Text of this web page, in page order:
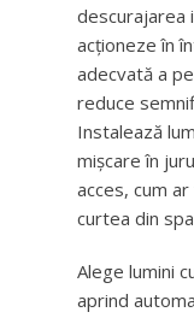
descurajarea
acționeze în
adecvată a
reduce
Instalează
mișcare în
acces, cum
curtea din
Alege lumini
aprind